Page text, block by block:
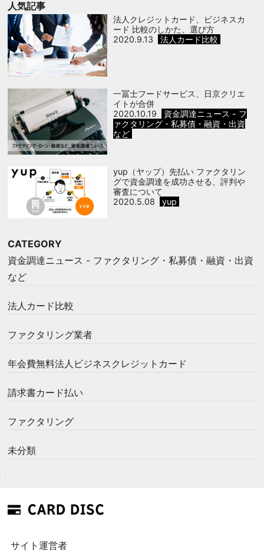
人気記事
法人クレジットカード、ビジネスカ
ード 比較のしかた、選び方
2020.9.13
法人カード比較
一冨士フードサービス、日京クリエ
イトが合併
2020.10.19
資金調達ニュース - フ
ァクタリング・私募債・融資・出資
など
yup（ヤップ）先払い ファクタリン
グで資金調達を成功させる、評判や
審査について
2020.5.08
yup
CATEGORY
資金調達ニュース - ファクタリング・私募債・融資・出資
など
法人カード比較
ファクタリング業者
年会費無料法人ビジネスクレジットカード
請求書カード払い
ファクタリング
未分類
サイト運営者